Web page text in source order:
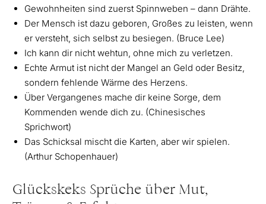
Gewohnheiten sind zuerst Spinnweben – dann Drähte.
Der Mensch ist dazu geboren, Großes zu leisten, wenn
er versteht, sich selbst zu besiegen. (Bruce Lee)
Ich kann dir nicht wehtun, ohne mich zu verletzen.
Echte Armut ist nicht der Mangel an Geld oder Besitz,
sondern fehlende Wärme des Herzens.
Über Vergangenes mache dir keine Sorge, dem
Kommenden wende dich zu. (Chinesisches
Sprichwort)
Das Schicksal mischt die Karten, aber wir spielen.
(Arthur Schopenhauer)
Glückskeks Sprüche über Mut,